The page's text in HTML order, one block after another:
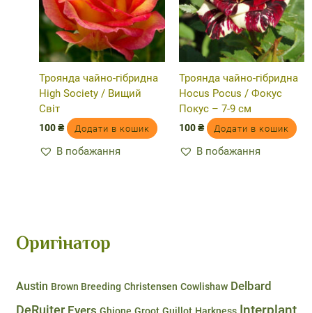
Троянда чайно-гібридна
High Society / Вищий
Світ
100₴ Додати в кошик
В побажання
Троянда чайно-гібридна
Hocus Pocus / Фокус
Покус – 7-9 см
100₴ Додати в кошик
В побажання
Оригінатор
Austin Brown Breeding Christensen Cowlishaw Delbard
DeRuiter